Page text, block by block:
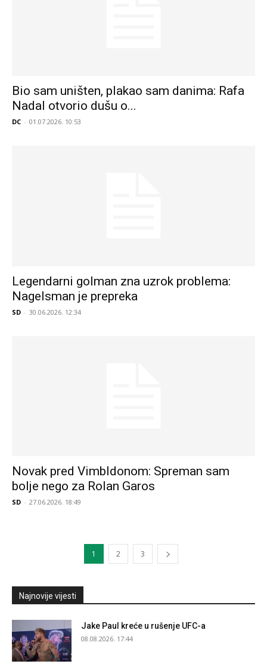
Bio sam uništen, plakao sam danima: Rafa
Nadal otvorio dušu o...
DC - 01.07.2026. 10:53
Legendarni golman zna uzrok problema:
Nagelsman je prepreka
SD - 30.06.2026. 12:34
Novak pred Vimbldonom: Spreman sam
bolje nego za Rolan Garos
SD - 27.06.2026. 18:49
1 2 3
Najnovije vijesti
Jake Paul kreće u rušenje UFC-a
08.08.2026. 17:44